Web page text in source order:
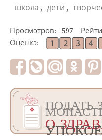
школа , дети ,
Просмотров: 597
Оценка:
ПОДАТЬ
О